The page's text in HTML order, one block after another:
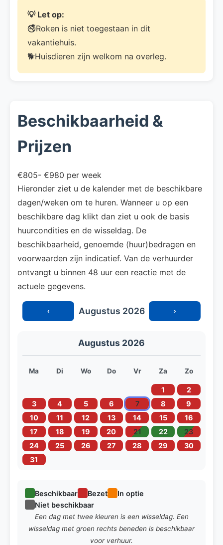
💡 Let op:
🚭Roken is niet toegestaan in dit
vakantiehuis.
🐕Huisdieren zijn welkom na overleg.
Beschikbaarheid &
Prijzen
€805- €980 per week
Hieronder ziet u de kalender met de beschikbare
dagen/weken om te huren. Wanneer u op een
beschikbare dag klikt dan ziet u ook de basis
huurcondities en de wisseldag. De
beschikbaarheid, genoemde (huur)bedragen en
voorwaarden zijn indicatief. Van de verhuurder
ontvangt u binnen 48 uur een reactie met de
actuele gegevens.
‹ Augustus 2026 ›
Augustus 2026
Ma Di Wo Do Vr Za Zo
1
2
3
4 5 6 7 8
9
10
11 12 13 14 15
16
17
18 19 20 21 22
23
24
25 26 27 28 29
30
31
Beschikbaar Bezet
In optie
Niet beschikbaar
Een dag met twee kleuren is een wisseldag. Een
wisseldag met groen rechts beneden is beschikbaar
voor verhuur.